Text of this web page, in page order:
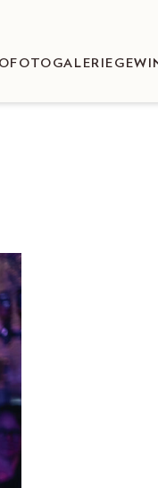
FOTOGALERIE